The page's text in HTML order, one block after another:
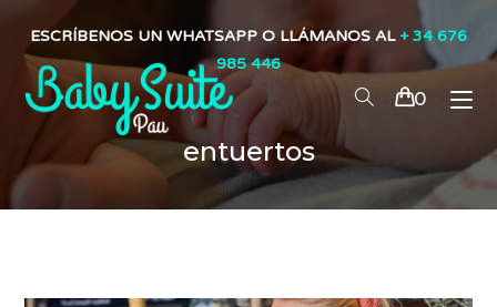
ESCRÍBENOS UN WHATSAPP O LLÁMANOS AL + 34 676
985 446
0
entuertos